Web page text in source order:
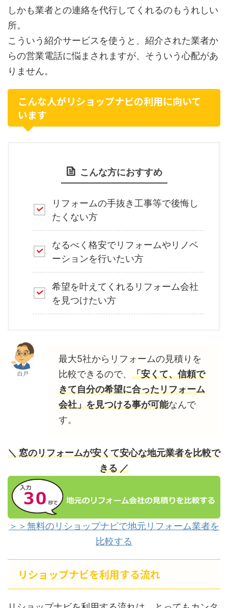
しかも業者との連絡を代行してくれるのもうれしい
所。
こういう紹介サービスを使うと、紹介された業者か
らの営業電話に悩まされますが、そういう心配があ
りません。
こんな人がリショップナビの利用に向いて
います
こんな方におすすめ
リフォームの手抜き工事等で後悔し
たくない方
なるべく格安でリフォームやリノベ
ーションを行いたい方
希望を叶えてくれるリフォーム会社
を見つけたい方
白戸
最大5社からリフォームの見積りを
比較できるので、 「安くて、信頼で
きて自分の希望に合ったリフォーム
会社」を見つける事が可能なんで
す。
＼ 窓のリフォームが安くて安心な地元業者を比較で
きる ／
＞＞無料のリショップナビで地元リフォーム業者を
比較する
リショップナビを利用する流れ